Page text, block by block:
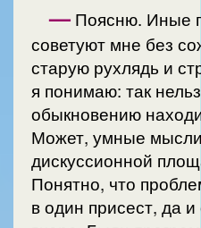
— Поясню. Иные
советуют мне без
старую рухлядь и
я понимаю: так
обыкновению
Может, умные
дискуссионной
Понятно, что
в один присест, да